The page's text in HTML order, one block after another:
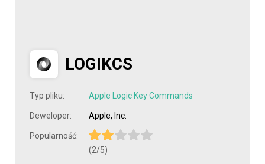
LOGIKCS
Typ pliku: Apple Logic Key Commands
Deweloper: Apple, Inc.
Popularność:
(2/5)